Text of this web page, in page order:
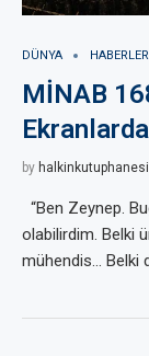
DÜNYA HABERLER
MİNAB
by halkinkutuphanesi
“Ben Zeynep.
olabilirdim. Belki
mühendis… Belki